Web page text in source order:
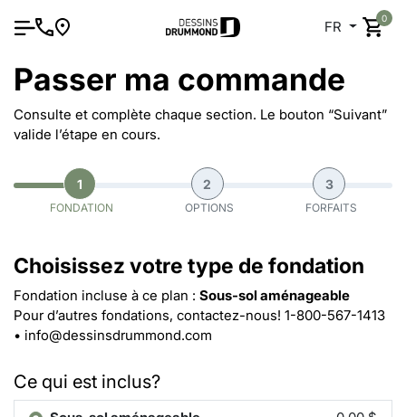
FR
0
Passer ma commande
Consulte et complète chaque section. Le bouton “Suivant”
valide l’étape en cours.
1
FONDATION
2
OPTIONS
3
FORFAITS
Choisissez votre type de fondation
Fondation incluse à ce plan : Sous-sol aménageable
Pour d’autres fondations, contactez-nous! 1-800-567-1413
• info@dessinsdrummond.com
Ce qui est inclus?